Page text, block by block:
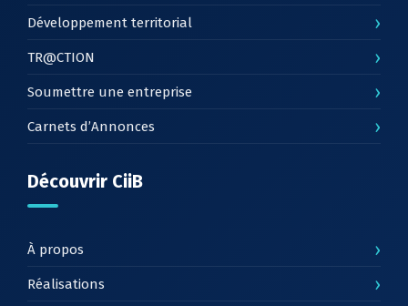
Développement territorial ›
TR@CTION ›
Soumettre une entreprise ›
Carnets d’Annonces ›
Découvrir CiiB
À propos ›
Réalisations ›